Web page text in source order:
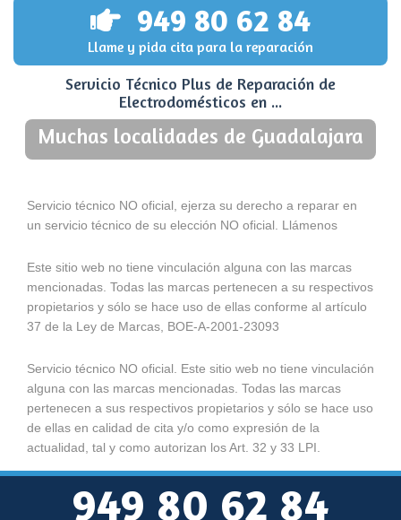
949 80 62 84
Llame y pida cita para la reparación
Servicio Técnico Plus de Reparación de
Electrodomésticos en ...
Muchas localidades de Guadalajara
Servicio técnico NO oficial, ejerza su derecho a reparar en
un servicio técnico de su elección NO oficial. Llámenos
Este sitio web no tiene vinculación alguna con las marcas
mencionadas. Todas las marcas pertenecen a su respectivos
propietarios y sólo se hace uso de ellas conforme al artículo
37 de la Ley de Marcas, BOE-A-2001-23093
Servicio técnico NO oficial. Este sitio web no tiene vinculación
alguna con las marcas mencionadas. Todas las marcas
pertenecen a sus respectivos propietarios y sólo se hace uso
de ellas en calidad de cita y/o como expresión de la
actualidad, tal y como autorizan los Art. 32 y 33 LPI.
949 80 62 84